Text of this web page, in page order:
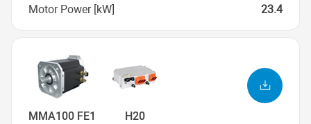
Motor Power [kW]
23.4
MMA100 FE1 H20